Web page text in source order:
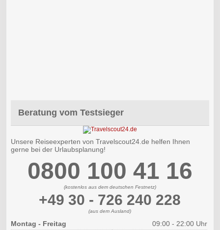
Beratung vom Testsieger
Unsere Reiseexperten von Travelscout24.de helfen Ihnen
gerne bei der Urlaubsplanung!
0800 100 41 16
(kostenlos aus dem deutschen Festnetz)
+49 30 - 726 240 228
(aus dem Ausland)
Montag - Freitag 09:00 - 22:00 Uhr